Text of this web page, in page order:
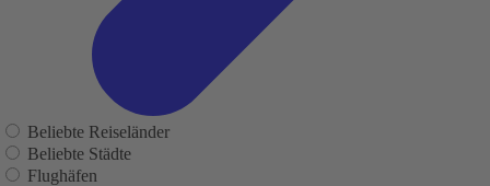
Beliebte Reiseländer
Beliebte Städte
Flughäfen